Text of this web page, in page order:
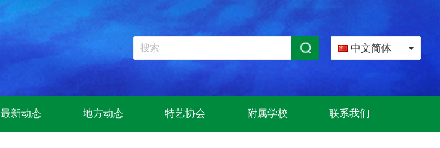
中文简体
最新动态 地方动态 特艺协会 附属学校 联系我们